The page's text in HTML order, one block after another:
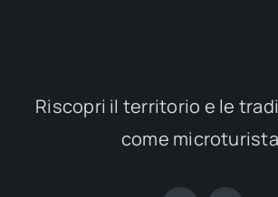
Sagra Di San Daniele 2018
Febbraio 22, 2026